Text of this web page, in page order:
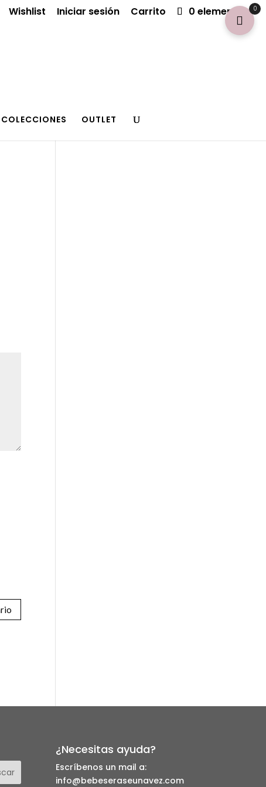
Wishlist Iniciar sesión Carrito 0 elementos
COLECCIONES OUTLET
¿Necesitas ayuda?
Escríbenos un mail a:
info@bebeseraseunavez.com
0